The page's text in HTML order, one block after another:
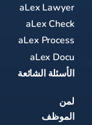
aLex Lawyer
aLex Check
aLex Process
aLex Docu
الأسئلة الشائعة
لمن
الموظف